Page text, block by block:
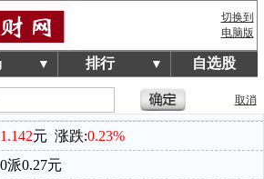
切换到
电脑版
▼ 排行 ▼ 自选股
取消
1.142元 涨跌:0.23%
派0.27元